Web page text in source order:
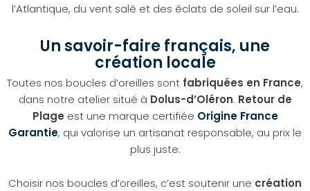
l’Atlantique, du vent salé et des éclats de soleil sur l’eau.
Un savoir-faire français, une
création locale
Toutes nos boucles d’oreilles sont fabriquées en France,
dans notre atelier situé à Dolus-d’Oléron. Retour de
Plage est une marque certifiée Origine France
Garantie, qui valorise un artisanat responsable, au prix le
plus juste.
Choisir nos boucles d’oreilles, c’est soutenir une création